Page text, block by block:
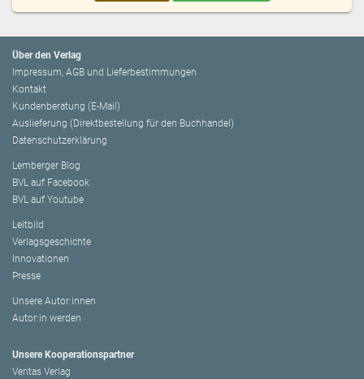
Über den Verlag
Impressum, AGB und Lieferbestimmungen
Kontakt
Kundenberatung (E-Mail)
Auslieferung (Direktbestellung für den Buchhandel)
Datenschutzerklärung
Lemberger Blog
BVL auf Facebook
BVL auf Youtube
Leitbild
Verlagsgeschichte
Innovationen
Presse
Unsere Autor:innen
Autor:in werden
Unsere Kooperationspartner
Veritas Verlag